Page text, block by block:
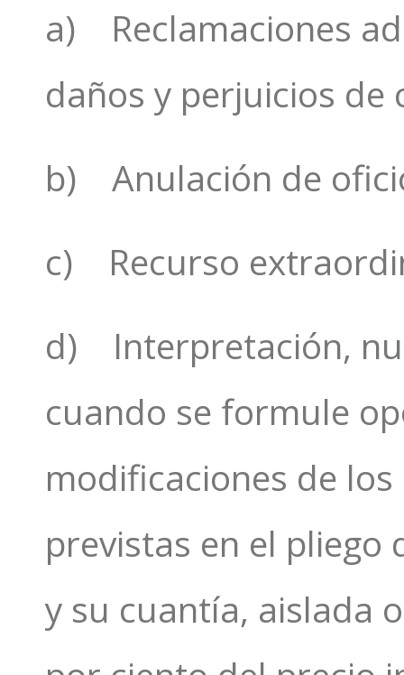
a) Reclamaciones
daños y perjuicios
b) Anulación de
c) Recurso
d) Interpretación,
cuando se formule
modificaciones de
previstas en el
y su cuantía, aislada